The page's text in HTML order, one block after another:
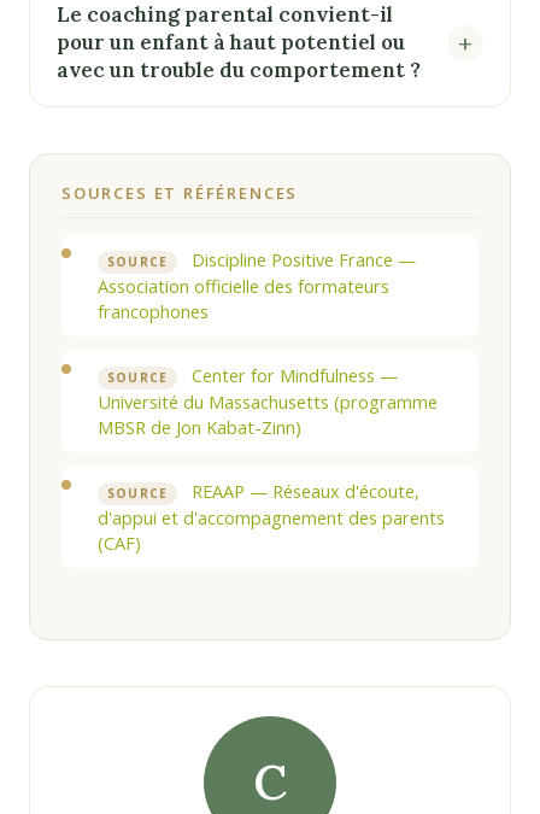
Le coaching parental convient-il
pour un enfant à haut potentiel ou
avec un trouble du comportement ?
SOURCES ET RÉFÉRENCES
SOURCE
Discipline Positive France —
Association officielle des formateurs
francophones
SOURCE
Center for Mindfulness —
Université du Massachusetts (programme
MBSR de Jon Kabat-Zinn)
SOURCE
REAAP — Réseaux d'écoute,
d'appui et d'accompagnement des parents
(CAF)
C